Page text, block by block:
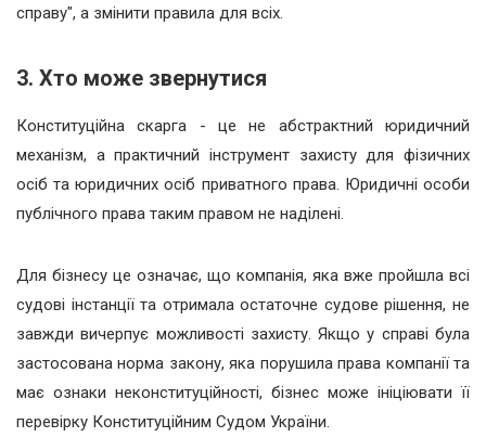
справу", а змінити правила для всіх.
3. Хто може звернутися
Конституційна скарга - це не абстрактний юридичний
механізм, а практичний інструмент захисту для фізичних
осіб та юридичних осіб приватного права. Юридичні особи
публічного права таким правом не наділені.
Для бізнесу це означає, що компанія, яка вже пройшла всі
судові інстанції та отримала остаточне судове рішення, не
завжди вичерпує можливості захисту. Якщо у справі була
застосована норма закону, яка порушила права компанії та
має ознаки неконституційності, бізнес може ініціювати її
перевірку Конституційним Судом України.